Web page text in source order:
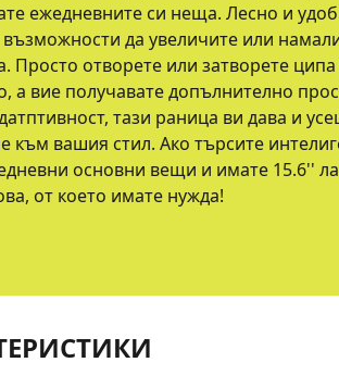
ежедневните си неща. Лесно и
възможности да увеличите или
Просто отворете или затворете
а вие получавате допълнително
тази раница ви дава и
към вашия стил. Ако търсите
основни вещи и имате 15.6''
от което имате нужда!